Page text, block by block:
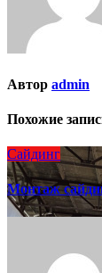
Автор admin
Похожие
Сайдинг
Монтаж